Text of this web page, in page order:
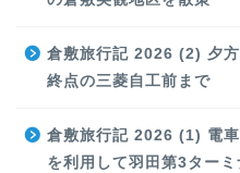
倉敷旅行記 2026 (2) 夕
終点の三菱自工前まで
倉敷旅行記 2026 (1) 電
を利用して羽田第3ター